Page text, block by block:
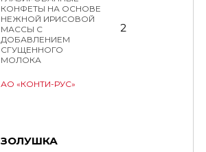
КОНФЕТЫ НА ОСНОВЕ
НЕЖНОЙ ИРИСОВОЙ
МАССЫ С
ДОБАВЛЕНИЕМ
СГУЩЕННОГО
МОЛОКА
АО «КОНТИ-РУС»
2
ЗОЛУШКА